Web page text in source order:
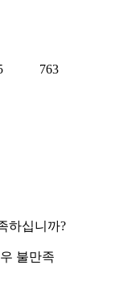
763
하십니까?
불만족